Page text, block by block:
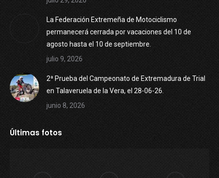
La Federación Extremeña de Motociclismo
permanecerá cerrada por vacaciones del 10 de
agosto hasta el 10 de septiembre.
julio 9, 2026
2ª Prueba del Campeonato de Extremadura de Trial
en Talaveruela de la Vera, el 28-06-26.
junio 8, 2026
Últimas fotos